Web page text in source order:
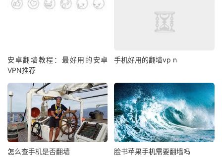
安卓翻墙教程：最好用的安卓
VPN推荐
手机好用的翻墙vp n
怎么查手机是否翻墙 脸书苹果手机需要翻墙吗